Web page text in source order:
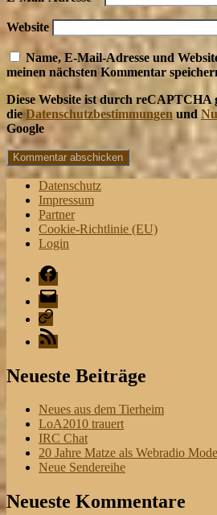
Website
Name, E-Mail-Adresse und
meinen nächsten Kommentar
Diese Website ist durch reCAPTCHA
dieDatenschutzbestimmungen und
Google
Datenschutz
Impressum
Partner
Cookie-Richtlinie (EU)
Login
Facebook
Mail
Playlist
RSS
Neueste Beiträge
Neues aus dem Tierheim
LoA2010 trauert
IRC Chat
20 Jahre Matze als Webradio
Neue Sendereihe
Neueste Kommentare